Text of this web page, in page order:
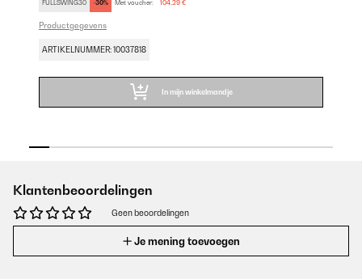
FULLSWING30 -30% Met voucher: 104,29 €
Productgegevens
ARTIKELNUMMER: 10037818
In mijn winkelmandje
Klantenbeoordelingen
Geen beoordelingen
Je mening toevoegen